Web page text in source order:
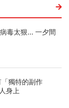
毒太狠... 一夕間
獨特的副作
身上